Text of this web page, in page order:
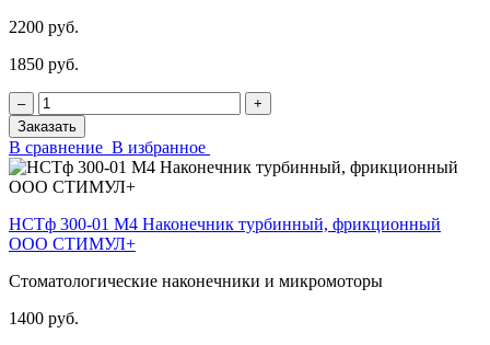
2200 руб.
1850 руб.
‒
+
Заказать
В сравнение В избранное
НСТф 300-01 М4 Наконечник турбинный, фрикционный
ООО СТИМУЛ+
Стоматологические наконечники и микромоторы
1400 руб.